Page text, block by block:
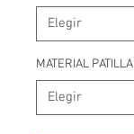
MATERIAL PATILLA